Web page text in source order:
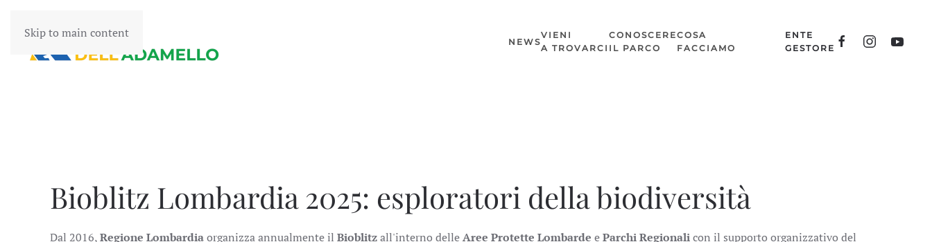
Skip to main content
NEWS
VIENI
A TROVARCI
CONOSCERE
IL PARCO
COSA
FACCIAMO
ENTE
GESTORE
Bioblitz Lombardia 2025: esploratori della biodiversità
Dal 2016,Regione Lombardiaorganizza annualmente il Bioblitzall'interno delleAree Protette Lombarde eParchi Regionalicon il supporto organizzativo del